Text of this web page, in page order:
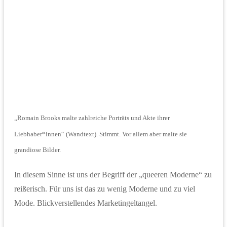
„Romain Brooks malte zahlreiche Porträts und Akte ihrer
Liebhaber*innen“ (Wandtext). Stimmt. Vor allem aber malte sie
grandiose Bilder.
In diesem Sinne ist uns der Begriff der „queeren Moderne“ zu
reißerisch. Für uns ist das zu wenig Moderne und zu viel
Mode. Blickverstellendes Marketingeltangel.